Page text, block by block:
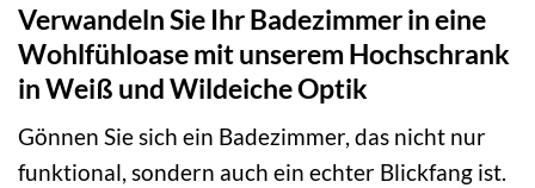
Verwandeln Sie Ihr Badezimmer in eine
Wohlfühloase mit unserem Hochschrank
in Weiß und Wildeiche Optik
Gönnen Sie sich ein Badezimmer, das nicht nur
funktional, sondern auch ein echter Blickfang ist.